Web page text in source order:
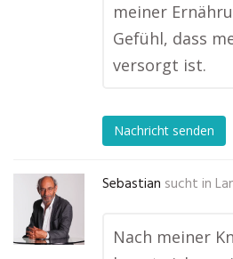
meiner
Gefühl, dass
versorgt ist.
Nachricht senden
Sebastian sucht in
Nach meiner